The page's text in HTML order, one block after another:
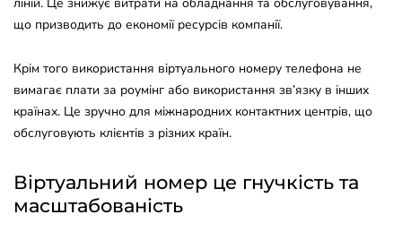
ліній. Це знижує витрати на обладнання та обслуговування,
що призводить до економії ресурсів компанії.
Крім того використання віртуального номеру телефона не
вимагає плати за роумінг або використання зв’язку в інших
країнах. Це зручно для міжнародних контактних центрів, що
обслуговують клієнтів з різних країн.
Віртуальний номер це гнучкість та
масштабованість